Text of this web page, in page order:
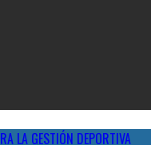
LA GESTIÓN DEPORTIVA